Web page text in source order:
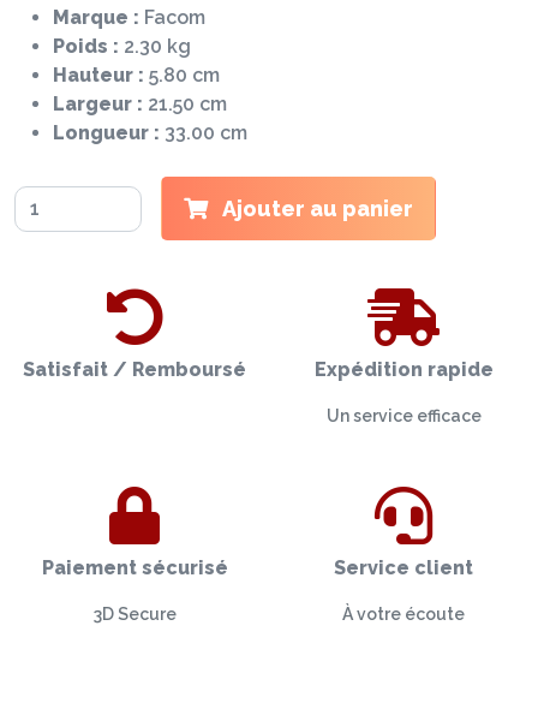
Marque : Facom
Poids : 2.30 kg
Hauteur : 5.80 cm
Largeur : 21.50 cm
Longueur : 33.00 cm
Ajouter au panier
Satisfait / Remboursé Expédition rapide
Un service efficace
Paiement sécurisé
3D Secure
Service client
À votre écoute